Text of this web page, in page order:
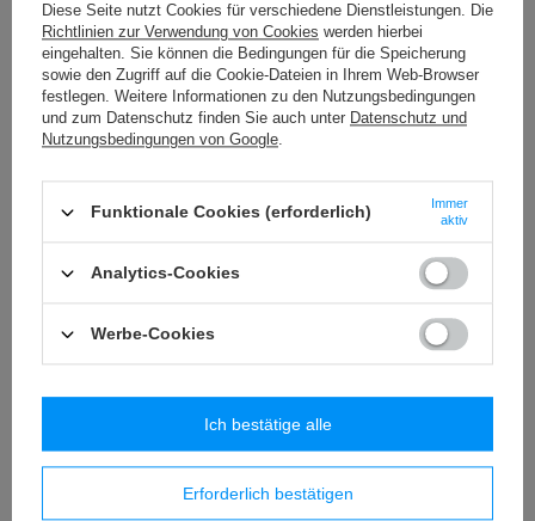
P - 1 (100 szt.) Pompons
2,77 € / Packung
WS - 5/TASMA (20 m) Polsterschnur
11,54 € / Packung
9,61 €
Ähnliche Produkte
Diese Seite nutzt Cookies für verschiedene Dienstleistungen. Die
Richtlinien zur Verwendung von Cookies werden hierbei
eingehalten. Sie können die Bedingungen für die Speicherung
sowie den Zugriff auf die Cookie-Dateien in Ihrem Web-Browser
festlegen. Weitere Informationen zu den Nutzungsbedingungen
und zum Datenschutz finden Sie auch unter Datenschutz und
Nutzungsbedingungen von Google.
Funktionale Cookies (erforderlich)
Immer
aktiv
Analytics-Cookies
Werbe-Cookies
Erforderlich bestätigen
Ich bestätige alle